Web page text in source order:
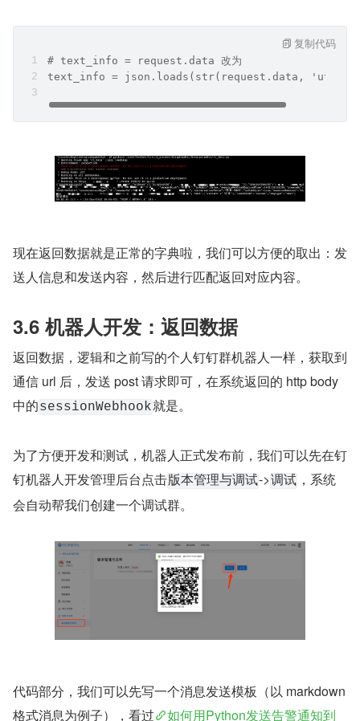
# text_info = request.data 改为
text_info = json.loads(str(request.data, 'utf-
复制代码
现在返回数据就是正常的字典啦，我们可以方便的取出：发
送人信息和发送内容，然后进行匹配返回对应内容。
3.6 机器人开发：返回数据
返回数据，逻辑和之前写的个人钉钉群机器人一样，获取到
通信 url 后，发送 post 请求即可，在系统返回的 http body
中的sessionWebhook就是。
为了方便开发和测试，机器人正式发布前，我们可以先在钉
钉机器人开发管理后台点击版本管理与调试->调试 ，系统
会自动帮我们创建一个调试群。
代码部分，我们可以先写一个消息发送模板（以 markdown
格式消息为例子），看过
如何用Python发送告警通知到